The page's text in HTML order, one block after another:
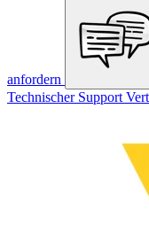
anfordern
Technischer Support